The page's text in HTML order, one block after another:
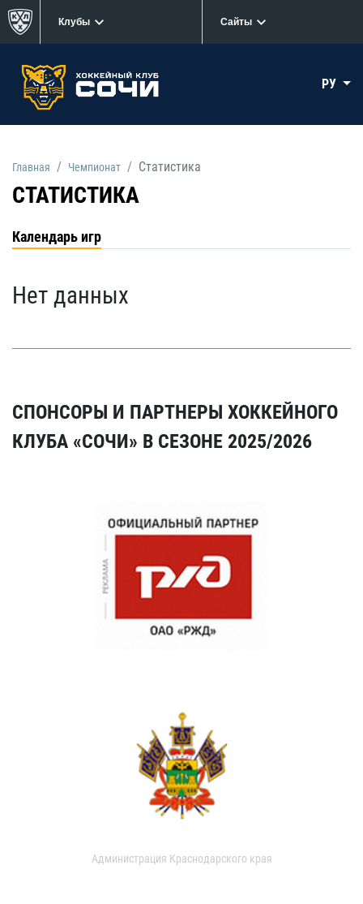
Клубы Сайты
РУ
Главная Чемпионат Статистика
СТАТИСТИКА
Календарь игр
Нет данных
СПОНСОРЫ И ПАРТНЕРЫ ХОККЕЙНОГО
КЛУБА «СОЧИ» В СЕЗОНЕ 2025/2026
Администрация Краснодарского края